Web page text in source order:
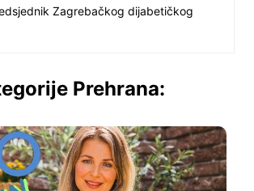
Zagrebačkog dijabetičkog
Prehrana: